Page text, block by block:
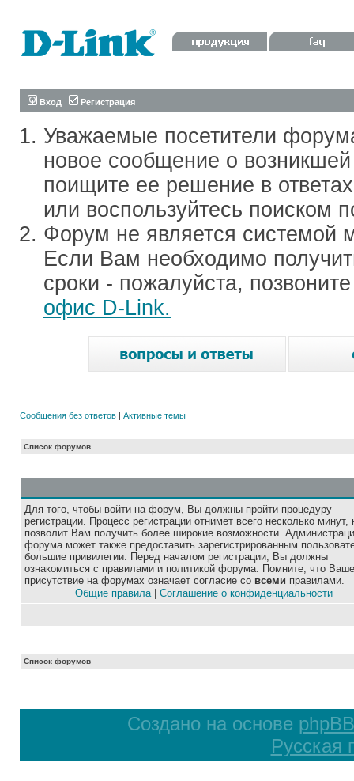
Вход Регистрация
Уважаемые посетители
новое сообщение о
поищите ее решение в
или воспользуйтесь поиском
Форум не является системой
Если Вам необходимо
сроки - пожалуйста,
офис D-Link.
Сообщения без ответов | Активные темы
Список форумов
Для того, чтобы войти на форум, Вы должны пройти процедуру
регистрации. Процесс регистрации отнимет всего несколько минут,
позволит Вам получить более широкие возможности.
форума может также предоставить зарегистрированным
большие привилегии. Перед началом регистрации, Вы должны
ознакомиться с правилами и политикой форума. Помните, что Ваше
присутствие на форумах означает согласие со всеми правилами.
Общие правила| Соглашение о конфиденциальности
Список форумов
Создано на основе phpBB
Русская